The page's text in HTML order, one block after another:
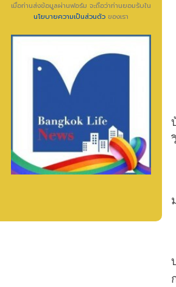
เมื่อท่านส่งข้อมูลผ่านฟอร์ม จะถือว่าท่านยอมรับใน
นโยบายความเป็นส่วนตัว ของเรา